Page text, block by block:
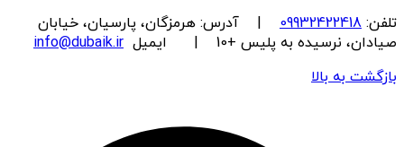
تلفن: 09932422418 | آدرس: هرمزگان، پارسیان، خیابان
صیادان، نرسیده به پلیس +10 | ایمیل
info@dubaik.ir
بازگشت به بالا